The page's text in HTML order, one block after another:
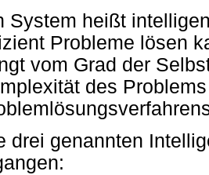
System heißt
Probleme lösen
vom Grad der
des
drei genannten